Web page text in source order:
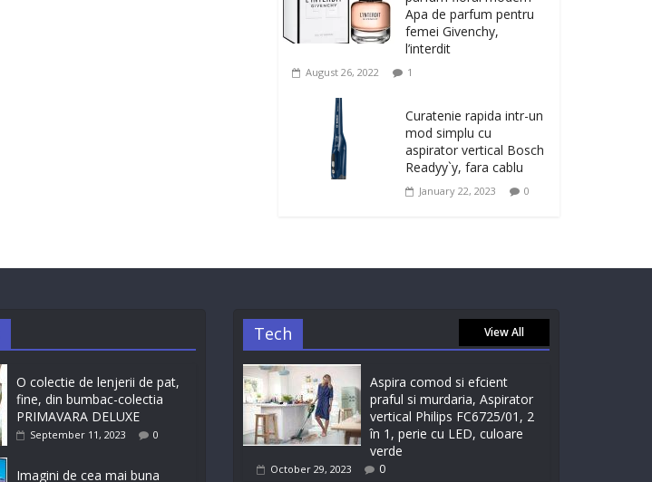
Apa de parfum pentru
femei Givenchy,
l’interdit
August 26, 2022 1
Curatenie rapida intr-un
mod simplu cu
aspirator vertical Bosch
Readyy`y, fara cablu
January 22, 2023 0
O colectie de lenjerii de pat,
fine, din bumbac-colectia
PRIMAVARA DELUXE
September 11, 2023 0
Imagini de cea mai buna
Tech View All
Aspira comod si efcient
praful si murdaria, Aspirator
vertical Philips FC6725/01, 2
în 1, perie cu LED, culoare
verde
October 29, 2023 0